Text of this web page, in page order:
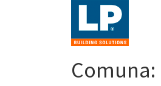
Comuna: